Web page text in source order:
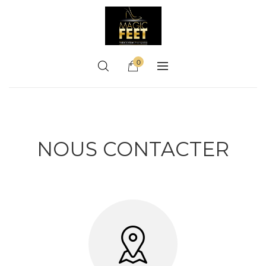
0
NOUS CONTACTER